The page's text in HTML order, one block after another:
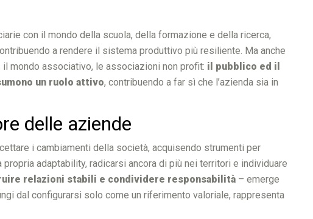
con il mondo della scuola, della formazione e della ricerca,
a rendere il sistema produttivo più resiliente. Ma anche
mondo associativo, le associazioni non profit: il pubblico ed il
un ruolo attivo, contribuendo a far sì che l’azienda sia in
delle aziende
i cambiamenti della società, acquisendo strumenti per
adaptability, radicarsi ancora di più nei territori e individuare
relazioni stabili e condividere responsabilità – emerge
dal configurarsi solo come un riferimento valoriale, rappresenta